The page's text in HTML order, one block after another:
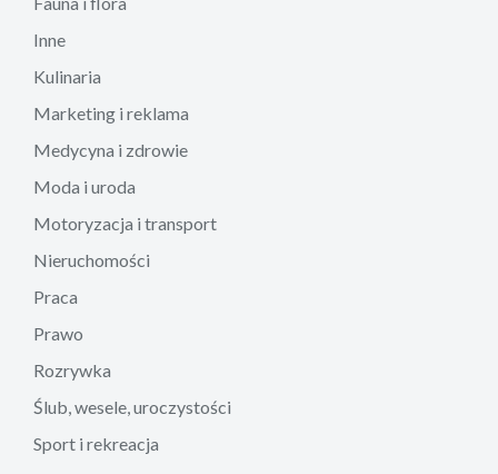
Inne
Kulinaria
Marketing i reklama
Medycyna i zdrowie
Moda i uroda
Motoryzacja i transport
Nieruchomości
Praca
Prawo
Rozrywka
Ślub, wesele, uroczystości
Sport i rekreacja